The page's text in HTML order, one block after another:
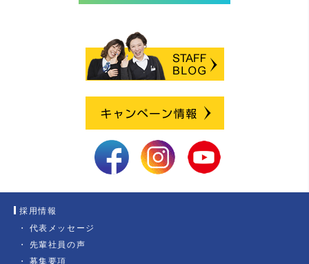
採用情報
代表メッセージ
先輩社員の声
募集要項